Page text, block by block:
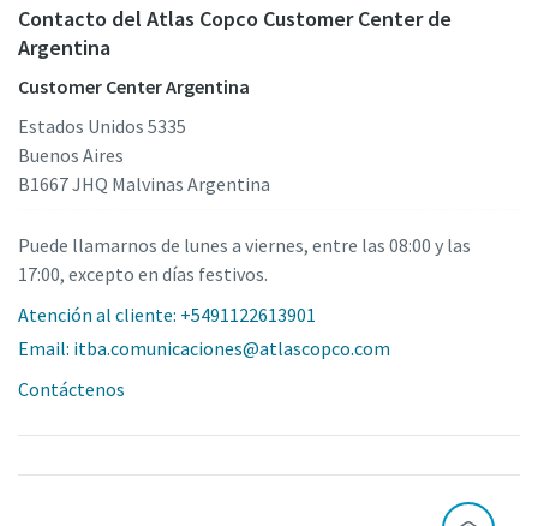
Contacto del Atlas Copco Customer Center de
Argentina
Customer Center Argentina
Estados Unidos 5335
Buenos Aires
B1667 JHQ Malvinas Argentina
Puede llamarnos de lunes a viernes, entre las 08:00 y las
17:00, excepto en días festivos.
Atención al cliente: +5491122613901
Email: itba.comunicaciones@atlascopco.com
Contáctenos